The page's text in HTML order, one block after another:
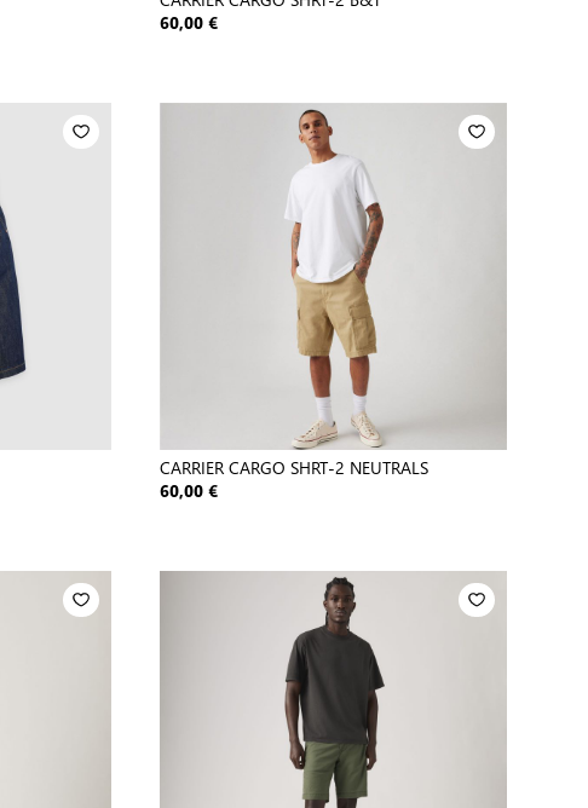
60,00 €
CARRIER CARGO SHRT-2 NEUTRALS
60,00 €